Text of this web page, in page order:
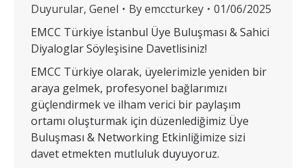
Duyurular, Genel Byemccturkey
01/06/2025
EMCC Türkiye İstanbul Üye Buluşması & Sahici
Diyaloglar Söyleşisine Davetlisiniz!
EMCC Türkiye olarak, üyelerimizle yeniden bir
araya gelmek, profesyonel bağlarımızı
güçlendirmek ve ilham verici bir paylaşım
ortamı oluşturmak için düzenlediğimiz Üye
Buluşması & Networking Etkinliğimize sizi
davet etmekten mutluluk duyuyoruz.